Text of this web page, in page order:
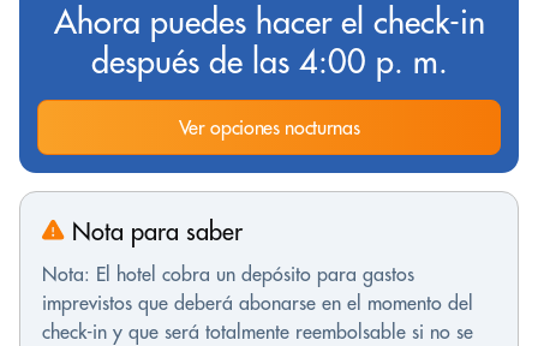
Ahora puedes hacer el check-in
después de las 4:00 p. m.
Ver opciones nocturnas
Nota para saber
Nota: El hotel cobra un depósito para gastos
imprevistos que deberá abonarse en el momento del
check-in y que será totalmente reembolsable si no se